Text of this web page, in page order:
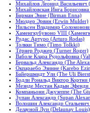
Михайлов Леонид
Михайловская Инга
Бирман Энне (Birman Enna)
Мюлдер Эрвин (Erwin Mulder)
Нильсен Владимир
Хаменгкубувоно VIII
Родас Артуро (Arturo Rodas)
Толкки Тимо (Timo Tolkki)
Тёрнер Роджер (Turner Roger)
Ваболе Клара Рудольфовна
Бервальд Александр (The
Окпараебо Эзинне (Karebo
Байершмидт Ули (The Uli
Бодли Рональд Виктор
Мезиде Местан Кадын Эфенди
Компаньони Джузеппе (The
Зупан Александр (Supan
Волошин Александр
Делауной Луи (Delaunay Louis)